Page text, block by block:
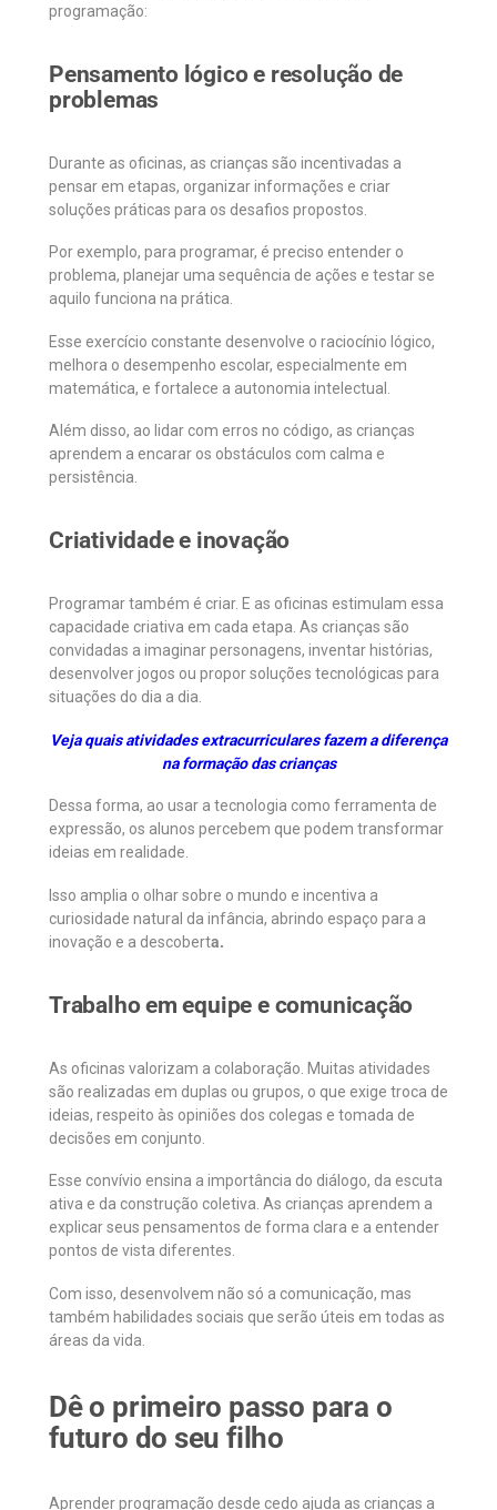
programação:
Pensamento lógico e resolução de
problemas
Durante as oficinas, as crianças são incentivadas a
pensar em etapas, organizar informações e criar
soluções práticas para os desafios propostos.
Por exemplo, para programar, é preciso entender o
problema, planejar uma sequência de ações e testar se
aquilo funciona na prática.
Esse exercício constante desenvolve o raciocínio lógico,
melhora o desempenho escolar, especialmente em
matemática, e fortalece a autonomia intelectual.
Além disso, ao lidar com erros no código, as crianças
aprendem a encarar os obstáculos com calma e
persistência.
Criatividade e inovação
Programar também é criar. E as oficinas estimulam essa
capacidade criativa em cada etapa. As crianças são
convidadas a imaginar personagens, inventar histórias,
desenvolver jogos ou propor soluções tecnológicas para
situações do dia a dia.
Veja quais atividades extracurriculares fazem a diferença
na formação das crianças
Dessa forma, ao usar a tecnologia como ferramenta de
expressão, os alunos percebem que podem transformar
ideias em realidade.
Isso amplia o olhar sobre o mundo e incentiva a
curiosidade natural da infância, abrindo espaço para a
inovação e a descoberta.
Trabalho em equipe e comunicação
As oficinas valorizam a colaboração. Muitas atividades
são realizadas em duplas ou grupos, o que exige troca de
ideias, respeito às opiniões dos colegas e tomada de
decisões em conjunto.
Esse convívio ensina a importância do diálogo, da escuta
ativa e da construção coletiva. As crianças aprendem a
explicar seus pensamentos de forma clara e a entender
pontos de vista diferentes.
Com isso, desenvolvem não só a comunicação, mas
também habilidades sociais que serão úteis em todas as
áreas da vida.
Dê o primeiro passo para o
futuro do seu filho
Aprender programação desde cedo ajuda as crianças a